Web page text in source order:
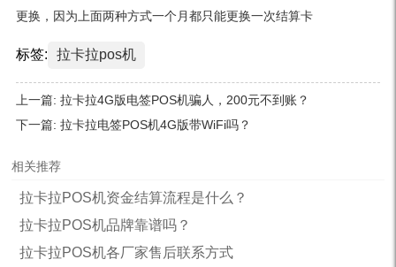
更换，因为上面两种方式一个月都只能更换一次结算卡
标签: 拉卡拉pos机
上一篇: 拉卡拉4G版电签POS机骗人，200元不到账？
下一篇: 拉卡拉电签POS机4G版带WiFi吗？
相关推荐
拉卡拉POS机资金结算流程是什么？
拉卡拉POS机品牌靠谱吗？
拉卡拉POS机各厂家售后联系方式